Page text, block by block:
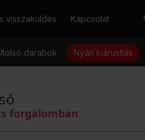
visszaküldés Kapcsolat
darabok Nyári kiárusítás
forgalomban